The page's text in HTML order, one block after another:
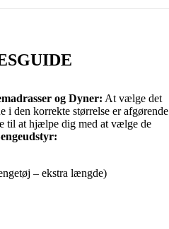
og Dyner: At vælge det
i den korrekte størrelse er afgørende
til at hjælpe dig med at vælge de
– ekstra længde)